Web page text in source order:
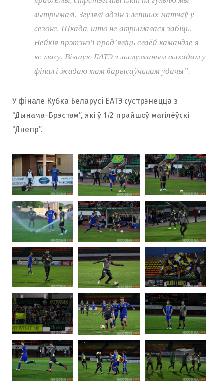
вытрымалі. Згулялі адзін з лепшых матчаў у
сезоне. Шкада, што не атрымалася забіць.
Нейкія прэтэнзіі прад’явіць сваёй камандзе я
не магу. Віншую БАТЭ з заслужаным выхадам у
фінал і жадаю там барысаўчанам ўдачы”.
У фінале Кубка Беларусі БАТЭ сустрэнецца з
“Дынама-Брэстам”, які ў 1/2 прайшоў магілёўскі
“Днепр”.